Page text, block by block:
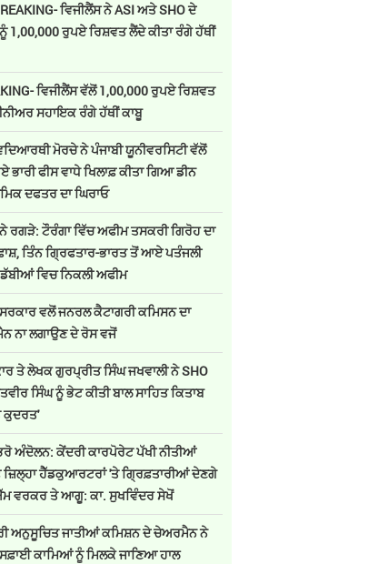
ਵਿਜੀਲੈਂਸ ਨੇ ASI ਅਤੇ SHO ਦੇ
1,00,000 ਰੁਪਏ ਰਿਸ਼ਵਤ ਲੈਂਦੇ ਕੀਤਾ ਰੰਗੇ ਹੱਥੀਂ
ਵਿਜੀਲੈਂਸ ਵੱਲੋਂ 1,00,000 ਰੁਪਏ ਰਿਸ਼ਵਤ
ਸਹਾਇਕ ਰੰਗੇ ਹੱਥੀਂ ਕਾਬੂ
ਮੋਰਚੇ ਨੇ ਪੰਜਾਬੀ ਯੂਨੀਵਰਸਿਟੀ ਵੱਲੋਂ
ਭਾਰੀ ਫੀਸ ਵਾਧੇ ਖਿਲਾਫ਼ ਕੀਤਾ ਗਿਆ ਡੀਨ
ਦਫਤਰ ਦਾ ਘਿਰਾਓ
ਰਗੜੇ: ਟੌਰੰਗਾ ਵਿੱਚ ਅਫੀਮ ਤਸਕਰੀ ਗਿਰੋਹ ਦਾ
ਤਿੰਨ ਗ੍ਰਿਫਤਾਰ-ਭਾਰਤ ਤੋਂ ਆਏ ਪਤੰਜਲੀ
ਵਿਚ ਨਿਕਲੀ ਅਫੀਮ
ਵਲੋਂ ਜਨਰਲ ਕੈਟਾਗਰੀ ਕਮਿਸਨ ਦਾ
ਨਾ ਲਗਾਉਣ ਦੇ ਰੋਸ ਵਜੋਂ
ਤੇ ਲੇਖਕ ਗੁਰਪ੍ਰੀਤ ਸਿੰਘ ਜਖਵਾਲੀ ਨੇ SHO
ਸਿੰਘ ਨੂੰ ਭੇਟ ਕੀਤੀ ਬਾਲ ਸਾਹਿਤ ਕਿਤਾਬ
ਕੁਦਰਤ'
ਅੰਦੋਲਨ: ਕੇਂਦਰੀ ਕਾਰਪੋਰੇਟ ਪੱਖੀ ਨੀਤੀਆਂ
ਜ਼ਿਲ੍ਹਾ ਹੈੱਡਕੁਆਰਟਰਾਂ 'ਤੇ ਗ੍ਰਿਫ਼ਤਾਰੀਆਂ ਦੇਣਗੇ
ਵਰਕਰ ਤੇ ਆਗੂ: ਕਾ. ਸੁਖਵਿੰਦਰ ਸੇਖੋਂ
ਅਨੁਸੂਚਿਤ ਜਾਤੀਆਂ ਕਮਿਸ਼ਨ ਦੇ ਚੇਅਰਮੈਨ ਨੇ
ਕਾਮਿਆਂ ਨੂੰ ਮਿਲਕੇ ਜਾਣਿਆ ਹਾਲ